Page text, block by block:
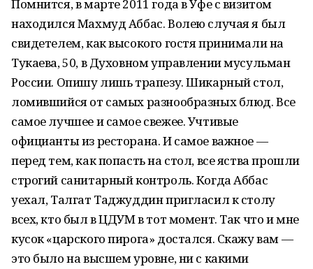
Помнится, в марте 2011 года в Уфе с визитом
находился Махмуд Аббас. Волею случая я был
свидетелем, как высокого гостя принимали на
Тукаева, 50, в Духовном управлении мусульман
России. Опишу лишь трапезу. Шикарный стол,
ломившийся от самых разнообразных блюд. Все
самое лучшее и самое свежее. Учтивые
официанты из ресторана. И самое важное —
перед тем, как попасть на стол, все яства прошли
строгий санитарный контроль. Когда Аббас
уехал, Талгат Таджуддин пригласил к столу
всех, кто был в ЦДУМ в тот момент. Так что и мне
кусок «царского пирога» достался. Скажу вам —
это было на высшем уровне, ни с какими